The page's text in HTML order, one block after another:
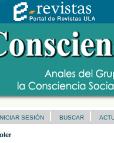
SESIÓN BUSCAR